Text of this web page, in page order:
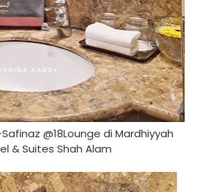
@18Lounge di Mardhiyyah
& Suites Shah Alam